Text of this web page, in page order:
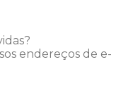
endereços de e-